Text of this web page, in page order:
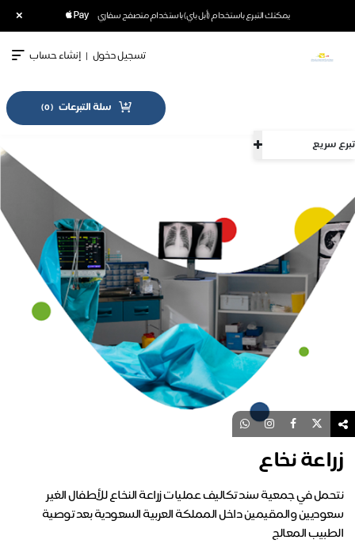
يمكنك التبرع باستخدام (أبل باي) باستخدام متصفح سفاري ×
تبرع سريع
تسجيل دخول | إنشاء حساب
سلة التبرعات (
0
)
زراعة نخاع
نتحمل في جمعية سند تكاليف عمليات زراعة النخاع للأطفال الغير
سعوديين والمقيمين داخل المملكة العربية السعودية بعد توصية
الطبيب المعالج